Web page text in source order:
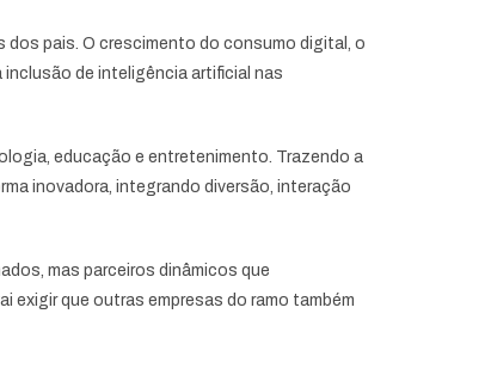
pais. O crescimento do consumo digital, o
de inteligência artificial nas
educação e entretenimento. Trazendo a
inovadora, integrando diversão, interação
mas parceiros dinâmicos que
exigir que outras empresas do ramo também